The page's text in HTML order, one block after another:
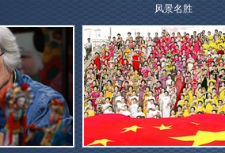
风景名胜